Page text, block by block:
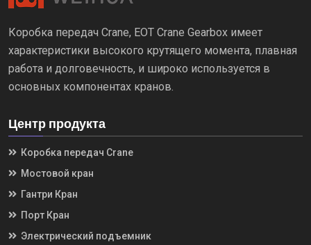
Коробка передач Crane, EOT Crane Gearbox имеет
характеристики высокого крутящего момента, плавная
работа и долговечность, и широко используется в
основных компонентах кранов.
Центр продукта
Коробка передач Crane
Мостовой кран
Гантри Кран
Порт Кран
Электрический подъемник